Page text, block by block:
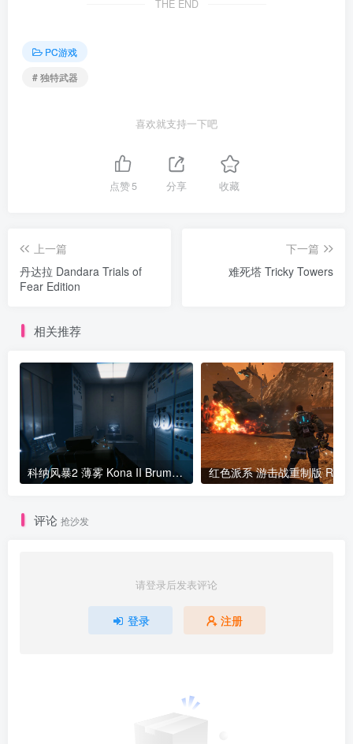
THE END
PC游戏
# 独特武器
喜欢就支持一下吧
点赞5 分享 收藏
上一篇
丹达拉 Dandara Trials of
Fear Edition
下一篇
难死塔 Tricky Towers
相关推荐
科纳风暴2 薄雾 Kona II Brume v2024.02.23版 官方中文
评论 抢沙发
请登录后发表评论
登录 注册